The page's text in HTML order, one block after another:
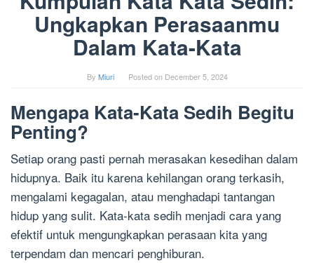
Ungkapkan Perasaanmu
Dalam Kata-Kata
By Miuri Posted on December 5, 2024
Mengapa Kata-Kata Sedih Begitu
Penting?
Setiap orang pasti pernah merasakan kesedihan dalam
hidupnya. Baik itu karena kehilangan orang terkasih,
mengalami kegagalan, atau menghadapi tantangan
hidup yang sulit. Kata-kata sedih menjadi cara yang
efektif untuk mengungkapkan perasaan kita yang
terpendam dan mencari penghiburan.